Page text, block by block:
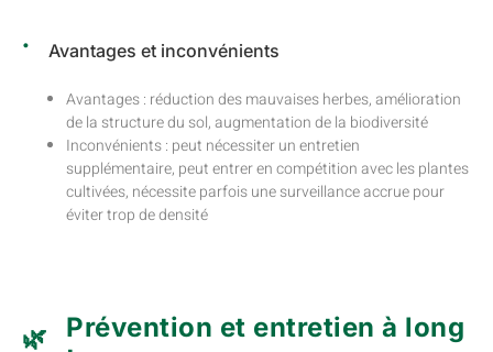
Avantages et inconvénients
Avantages : réduction des mauvaises herbes, amélioration
de la structure du sol, augmentation de la biodiversité
Inconvénients : peut nécessiter un entretien
supplémentaire, peut entrer en compétition avec les plantes
cultivées, nécessite parfois une surveillance accrue pour
éviter trop de densité
Prévention et entretien à long